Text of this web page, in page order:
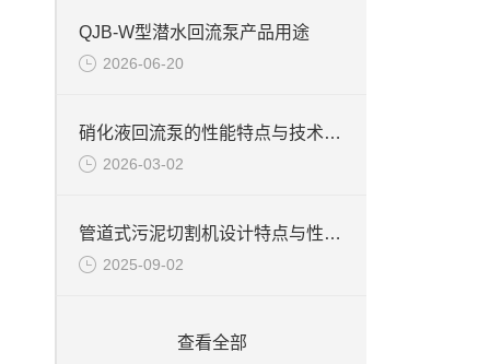
QJB-W型潜水回流泵产品用途
2026-06-20
硝化液回流泵的性能特点与技术要求介绍
2026-03-02
管道式污泥切割机设计特点与性能表现
2025-09-02
查看全部